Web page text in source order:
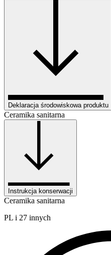
Deklaracja środowiskowa produktu
Ceramika sanitarna
Instrukcja konserwacji
Ceramika sanitarna
PL i 27 innych